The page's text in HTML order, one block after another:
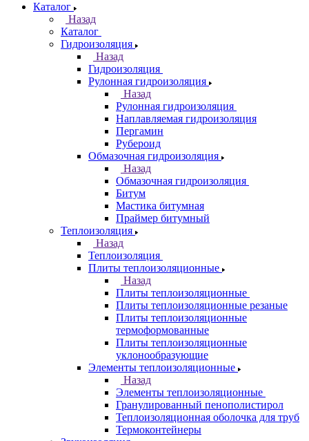
Каталог
Назад
Каталог
Гидроизоляция
Назад
Гидроизоляция
Рулонная гидроизоляция
Назад
Рулонная гидроизоляция
Наплавляемая гидроизоляция
Пергамин
Рубероид
Обмазочная гидроизоляция
Назад
Обмазочная гидроизоляция
Битум
Мастика битумная
Праймер битумный
Теплоизоляция
Назад
Теплоизоляция
Плиты теплоизоляционные
Назад
Плиты теплоизоляционные
Плиты теплоизоляционные резаные
Плиты теплоизоляционные
термоформованные
Плиты теплоизоляционные
уклонообразующие
Элементы теплоизоляционные
Назад
Элементы теплоизоляционные
Гранулированный пенополистирол
Теплоизоляционная оболочка для труб
Термоконтейнеры